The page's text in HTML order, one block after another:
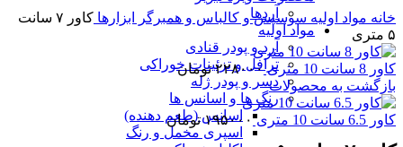
آردها
مواد اولیه
آرد و پودر قنادی
ترافل و تزئینات خوراکی
دسر و پودر ژله
رنگ ها و اسانس ها
اسانس (طعم دهنده)
اسپری مخمل و رنگ
خانه مواد اولیه سوسیس و کالباس و همبرگر ابزارها
کاور ۷ سانت
۵ متری
کاور 8 سانت 10 متری ۲۲۸۰۰۰ تومان
بازگشت به محصولات
کاور 6.5 سانت 10 متری ۱۹۵۰۰۰ تومان